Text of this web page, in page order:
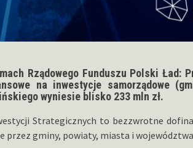
Rządowego Funduszu Polski Ład:
na inwestycje samorządowe
wyniesie blisko 233 mln zł.
Strategicznych to bezzwrotne
gminy, powiaty, miasta i województwa